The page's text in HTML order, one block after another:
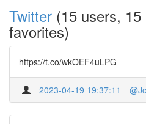
Twitter (15 users,
favorites)
https://t.co/wkOEF4uLPG
2023-04-19 19:37:11